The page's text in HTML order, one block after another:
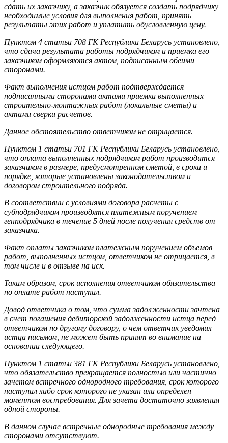
сдать их заказчику, а заказчик обязуется создать подрядчику
необходимые условия для выполнения работ, принять
результаты этих работ и уплатить обусловленную цену.
Пунктом 4 статьи 708 ГК Республики Беларусь установлено,
что сдача результата работы подрядчиком и приемка его
заказчиком оформляются актом, подписанным обеими
сторонами.
Факт выполнения истцом работ подтверждается
подписанными сторонами актами приемки выполненных
строительно-монтажных работ (локальные сметы) и
актами сверки расчетов.
Данное обстоятельство ответчиком не отрицается.
Пунктом 1 статьи 701 ГК Республики Беларусь установлено,
что оплата выполненных подрядчиком работ производится
заказчиком в размере, предусмотренном сметой, в сроки и
порядке, которые установлены законодательством и
договором строительного подряда.
В соответствии с условиями договора расчеты с
субподрядчиком производятся платежным поручением
генподрядчика в течение 5 дней после получения средств от
заказчика.
Факт оплаты заказчиком платежным поручением объемов
работ, выполненных истцом, ответчиком не отрицается, в
том числе и в отзыве на иск.
Таким образом, срок исполнения ответчиком обязательства
по оплате работ наступил.
Довод ответчика о том, что сумма задолженности зачтена
в счет погашения дебиторской задолженности истца перед
ответчиком по другому договору, о чем ответчик уведомил
истца письмом, не может быть принят во внимание на
основании следующего.
Пунктом 1 статьи 381 ГК Республики Беларусь установлено,
что обязательство прекращается полностью или частично
зачетом встречного однородного требования, срок которого
наступил либо срок которого не указан или определен
моментом востребования. Для зачета достаточно заявления
одной стороны.
В данном случае встречные однородные требования между
сторонами отсутствуют.